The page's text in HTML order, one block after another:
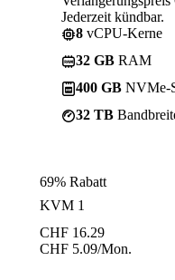
Jederzeit kündbar.
8 vCPU-Kerne
32 GB RAM
400 GB NVMe-
32 TB
69% Rabatt
KVM 1
CHF 16.29
CHF 5.09/Mon.